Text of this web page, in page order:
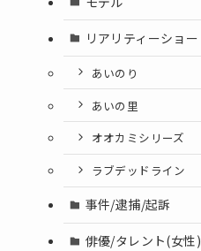
リアリティーショー
あいのり
あいの里
オオカミシリーズ
ラブデッドライン
事件/逮捕/起訴
俳優/タレント(女性)